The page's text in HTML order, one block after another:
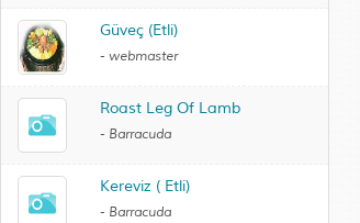
Güveç (Etli)
- webmaster
Roast Leg Of Lamb
- Barracuda
Kereviz ( Etli)
- Barracuda